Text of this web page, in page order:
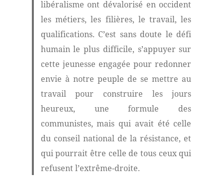
libéralisme ont dévalorisé en occident
les métiers, les filières, le travail, les
qualifications. C’est sans doute le défi
humain le plus difficile, s’appuyer sur
cette jeunesse engagée pour redonner
envie à notre peuple de se mettre au
travail pour construire les jours
heureux, une formule des
communistes, mais qui avait été celle
du conseil national de la résistance, et
qui pourrait être celle de tous ceux qui
refusent l’extrême-droite.